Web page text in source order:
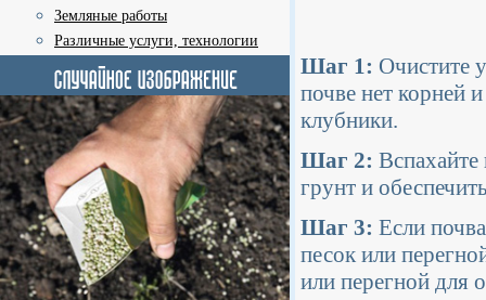
Земляные работы
Различные услуги, технологии
Шаг 1: Очистите
почве нет корней
клубники.
Шаг 2:
грунт и
Шаг 3: Если
песок или
или перегной для